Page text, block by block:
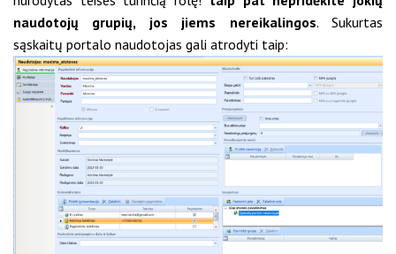
naudotojų grupių, jos jiems nereikalingos. Sukurtas
sąskaitų portalo naudotojas gali atrodyti taip: